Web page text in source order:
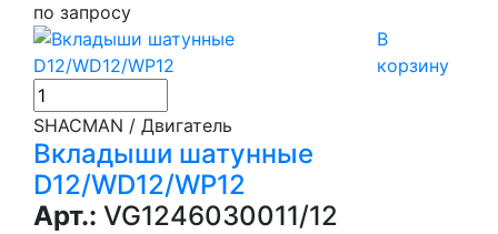
по запросу
В
корзину
SHACMAN / Двигатель
Вкладыши шатунные
D12/WD12/WP12
Арт.: VG1246030011/12